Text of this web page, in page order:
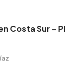
Costa Sur –